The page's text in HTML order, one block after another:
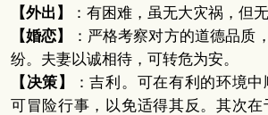
【外出】
：有困难，虽无大灾祸，但无
【婚恋】
：严格考察对方的道德品质
纷。夫妻以诚相待，可转危为安。
【决策】
：吉利。可在有利的环境
可冒险行事，以免适得其反。其次